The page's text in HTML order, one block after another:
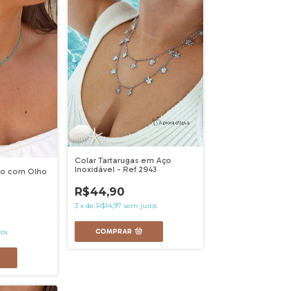
com Olho
Colar Tartarugas em Aço
Inoxidável - Ref 2943
R$44,90
3 x de R$14,97 sem juros
COMPRAR